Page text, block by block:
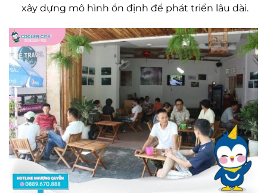
xây dựng mô hình ổn định để phát triển lâu dài.